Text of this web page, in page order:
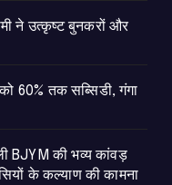
ने उत्कृष्ट बुनकरों और
60% तक सब्सिडी, गंगा
BJYM की भव्य कांवड़
के कल्याण की कामना